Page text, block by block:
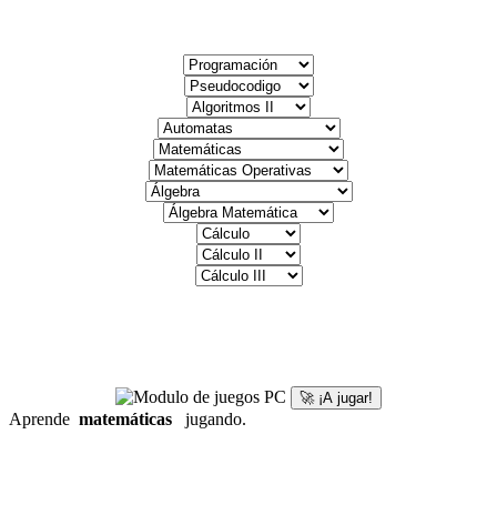
🚀 ¡A jugar!
Aprende matemáticas jugando.